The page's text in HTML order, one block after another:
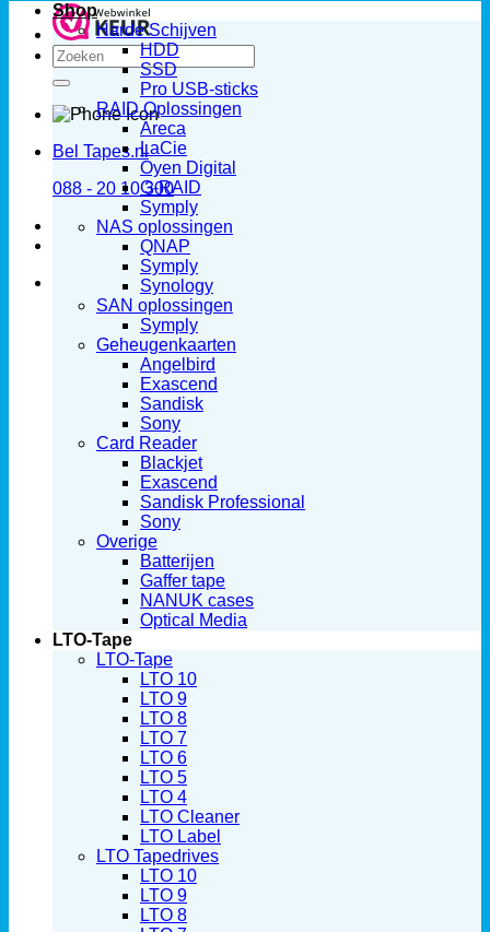
Zoeken
naar:
Bel Tapes.nl
088 - 20 10 300
Shop
Harde Schijven
HDD
SSD
Pro USB-sticks
RAID Oplossingen
Areca
LaCie
Oyen Digital
G-RAID
Symply
NAS oplossingen
QNAP
Symply
Synology
SAN oplossingen
Symply
Geheugenkaarten
Angelbird
Exascend
Sandisk
Sony
Card Reader
Blackjet
Exascend
Sandisk Professional
Sony
Overige
Batterijen
Gaffer tape
NANUK cases
Optical Media
LTO-Tape
LTO-Tape
LTO 10
LTO 9
LTO 8
LTO 7
LTO 6
LTO 5
LTO 4
LTO Cleaner
LTO Label
LTO Tapedrives
LTO 10
LTO 9
LTO 8